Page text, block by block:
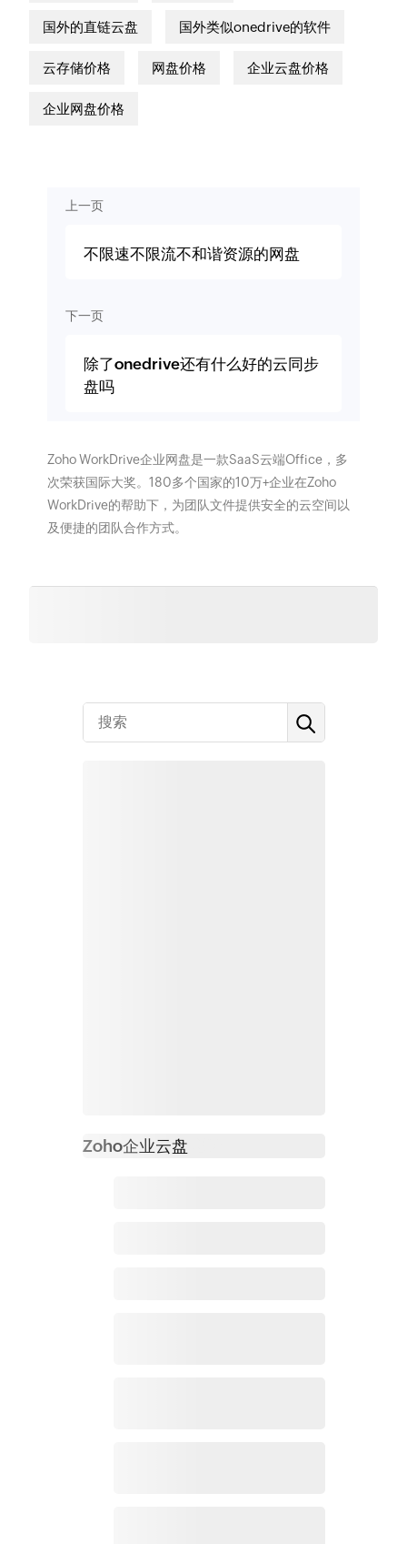
国外的直链云盘 国外类似onedrive的软件
云存储价格 网盘价格 企业云盘价格
企业网盘价格
上一页
不限速不限流不和谐资源的网盘
下一页
除了onedrive还有什么好的云同步
盘吗
Zoho WorkDrive企业网盘是一款SaaS云端Office，多
次荣获国际大奖。180多个国家的10万+企业在Zoho
WorkDrive的帮助下，为团队文件提供安全的云空间以
及便捷的团队合作方式。
Zoho企业云盘